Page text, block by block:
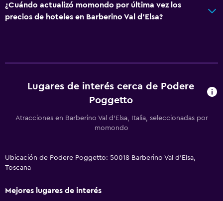
¿Cuándo actualizó momondo por última vez los
precios de hoteles en Barberino Val d'Elsa?
Lugares de interés cerca de Podere
Poggetto
Atracciones en Barberino Val d'Elsa, Italia, seleccionadas por
momondo
Ubicación de Podere Poggetto: 50018 Barberino Val d'Elsa,
Toscana
Mejores lugares de interés